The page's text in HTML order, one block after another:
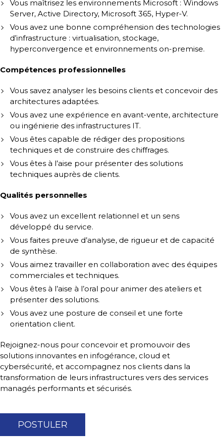
Vous maîtrisez les environnements Microsoft : Windows
Server, Active Directory, Microsoft 365, Hyper-V.
Vous avez une bonne compréhension des technologies
d’infrastructure : virtualisation, stockage,
hyperconvergence et environnements on-premise.
Compétences professionnelles
Vous savez analyser les besoins clients et concevoir des
architectures adaptées.
Vous avez une expérience en avant-vente, architecture
ou ingénierie des infrastructures IT.
Vous êtes capable de rédiger des propositions
techniques et de construire des chiffrages.
Vous êtes à l’aise pour présenter des solutions
techniques auprès de clients.
Qualités personnelles
Vous avez un excellent relationnel et un sens
développé du service.
Vous faites preuve d’analyse, de rigueur et de capacité
de synthèse.
Vous aimez travailler en collaboration avec des équipes
commerciales et techniques.
Vous êtes à l’aise à l’oral pour animer des ateliers et
présenter des solutions.
Vous avez une posture de conseil et une forte
orientation client.
Rejoignez-nous pour concevoir et promouvoir des
solutions innovantes en infogérance, cloud et
cybersécurité, et accompagnez nos clients dans la
transformation de leurs infrastructures vers des services
managés performants et sécurisés.